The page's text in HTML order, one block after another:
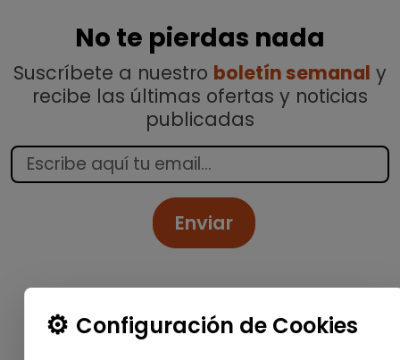
No te pierdas nada
Suscríbete a nuestro boletín semanal y
recibe las últimas ofertas y noticias
publicadas
Enviar
Configuración de Cookies